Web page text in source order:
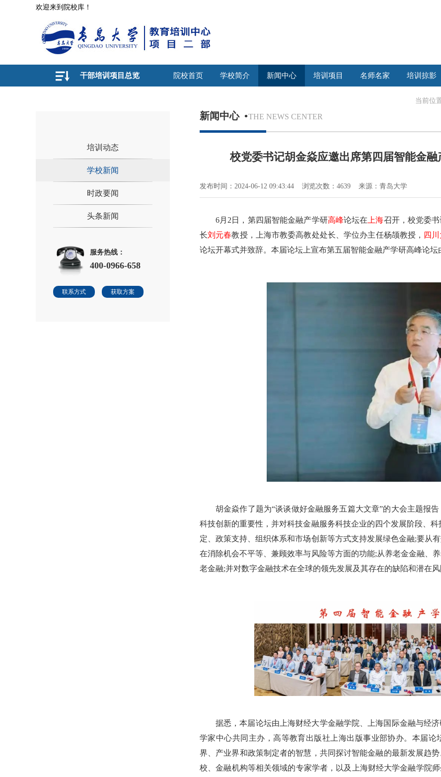
欢迎来到院校库！
院校首页 学校简介 新闻中心 培训项目 名师名家 培训掠影
干部培训项目总览
当前位
培训动态
学校新闻
时政要闻
头条新闻
服务热线：
400-0966-658
联系方式 获取方案
新闻中心 •THE NEWS CENTER
校党委书记胡金焱应邀出席第四届智能金
发布时间：2024-06-12 09:43:44 浏览次数：4639 来源：青岛大学
6月2日，第四届智能金融产学研高峰论坛在 上海召开，校党委书
长刘元春教授，上海市教委高教处处长、学位办主任杨颉教授， 四
论坛开幕式并致辞。本届论坛上宣布第五届智能金融产学研高峰论坛
胡金焱作了题为“谈谈做好金融服务五篇大文章”的大会主题报
科技创新的重要性，并对科技金融服务科技企业的四个发展阶段、
定、政策支持、组织体系和市场创新等方式支持发展绿色金融;要从
在消除机会不平等、兼顾效率与风险等方面的功能;从养老金金融、
老金融;并对数字金融技术在全球的领先发展及其存在的缺陷和潜在风
据悉，本届论坛由上海财经大学金融学院、上海国际金融与经
学家中心共同主办，高等教育出版社上海出版事业部协办。本届
界、产业界和政策制定者的智慧，共同探讨智能金融的最新发展趋
校、金融机构等相关领域的专家学者，以及上海财经大学金融学院